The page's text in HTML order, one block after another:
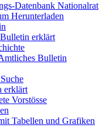
Datenbank Nationalrat
Herunterladen
erklärt
Bulletin
erklärt
Vorstösse
Tabellen und Grafiken